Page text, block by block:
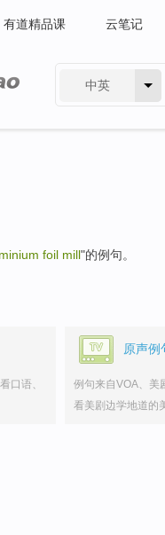
有道精品课 云笔记
中英
foil mill"的例句。
口语、
原声例
例句来自VOA、美
看美剧边学地道的